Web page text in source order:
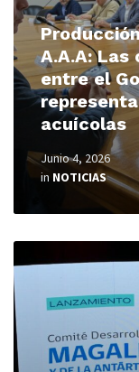
A.A.A:
entre el
acuícolas
Junio 4, 2026
in NOTICIAS
Read
More